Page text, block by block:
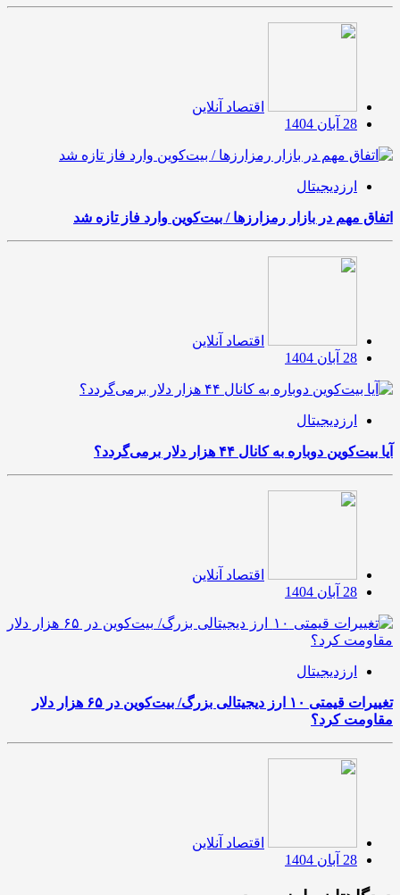
اقتصاد آنلاین
28 آبان 1404
ارزدیجیتال
اتفاق مهم در بازار رمزارزها / بیت‌کوین وارد فاز تازه شد
اقتصاد آنلاین
28 آبان 1404
ارزدیجیتال
آیا بیت‌کوین دوباره به کانال ۴۴ هزار دلار برمی‌گردد؟
اقتصاد آنلاین
28 آبان 1404
ارزدیجیتال
تغییرات قیمتی ۱۰ ارز دیجیتالی بزرگ/ بیت‌کوین در ۶۵ هزار دلار
مقاومت کرد؟
اقتصاد آنلاین
28 آبان 1404